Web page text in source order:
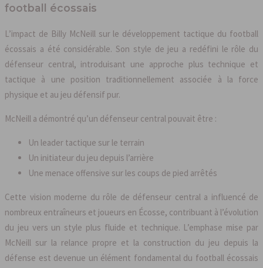
football écossais
L’impact de Billy McNeill sur le développement tactique du football
écossais a été considérable. Son style de jeu a redéfini le rôle du
défenseur central, introduisant une approche plus technique et
tactique à une position traditionnellement associée à la force
physique et au jeu défensif pur.
McNeill a démontré qu’un défenseur central pouvait être :
Un leader tactique sur le terrain
Un initiateur du jeu depuis l’arrière
Une menace offensive sur les coups de pied arrêtés
Cette vision moderne du rôle de défenseur central a influencé de
nombreux entraîneurs et joueurs en Écosse, contribuant à l’évolution
du jeu vers un style plus fluide et technique. L’emphase mise par
McNeill sur la relance propre et la construction du jeu depuis la
défense est devenue un élément fondamental du football écossais